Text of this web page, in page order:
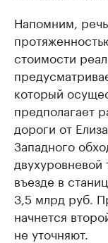
Напомним,
стоимости
который
предполагает
дороги от
Западного
двухуровневой
въезде в
3,5 млрд руб.
начнется
не уточняют.